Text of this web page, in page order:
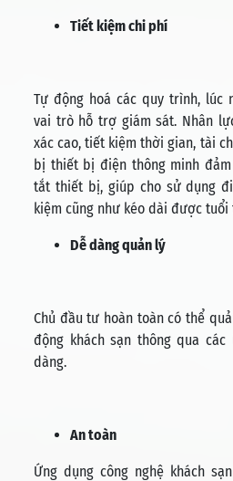
Tiết kiệm chi phí
Tự động hoá các quy trình, lúc
vai trò hỗ trợ giám sát. Nhân
xác cao, tiết kiệm thời gian, tài
bị thiết bị điện thông minh
tắt thiết bị, giúp cho sử dụng
kiệm cũng như kéo dài được
Dễ dàng quản lý
Chủ đầu tư hoàn toàn có thể
động khách sạn thông qua
dàng.
An toàn
Ứng dụng công nghệ khách